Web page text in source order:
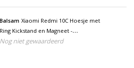
Balsam Xiaomi Redmi 10C Hoesje met
Ring Kickstand en Magneet -
Schokbestendig Cover Case Zwart
Nog niet gewaardeerd